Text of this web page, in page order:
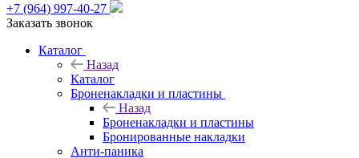
+7 (964) 997-40-27
Заказать звонок
Каталог
Назад
Каталог
Броненакладки и пластины
Назад
Броненакладки и пластины
Бронированные накладки
Анти-паника